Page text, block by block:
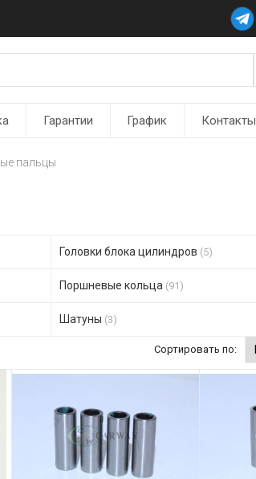
Гарантии График Контакты
пальцы
Головки блока цилиндров (5)
Поршневые кольца (91)
Шатуны (3)
Сортировать по: